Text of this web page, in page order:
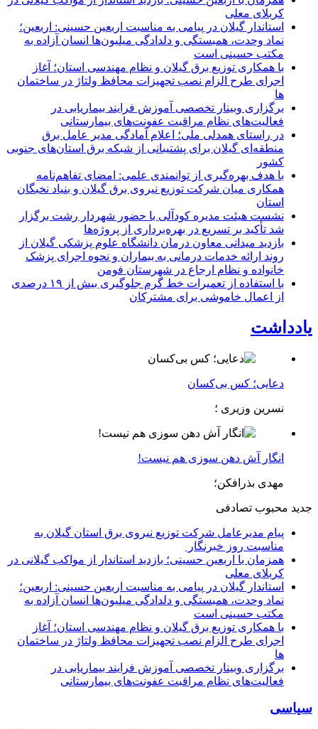
کربلای معلی
استاندار گیلان در پیامی به مناسبت اربعین حسینی: اربعین؛
نماد وحدت، همبستگی و دلدادگی میلیون‌ها انسان آزاده به
مکتب حسینی است
با همکاری توزیع برق گیلان و نظام مهندسی استان؛ آغاز
اجرای طرح الزام نصب تجهیزات محافظ ولتاژ در ساختمان
ها
برگزاری وبینار تخصصی آموزش فرایند بیماریابی در
فعالیت‌های نظام مراقبت عفونت‌های بیمارستانی
در راستای همدلی ملی؛ اعلام آمادگی مدیر عامل برق
منطقه‌ای گیلان برای پشتیبانی از شبكه برق استان‌های جنوبی
كشور
با هدف بهره‌گیری از توانمندی علمی: امضای تفاهم‌نامه
همكاری میان شركت توزیع نیروی برق گیلان و بنیاد نخبگان
استان
نشست هیئت مدیره کودآلی با حضور شهردار رشت برگزار
شد تأکید بر تسریع در بهره‌برداری از پروژه‌ها
بازدید میدانی معاون درمان دانشگاه علوم پزشکی گیلان از
روند ارائه خدمات درمانی به بیماران و نحوه اجرای پزشک
خانواده و نظام ارجاع در شهرستان فومن
با استفاده از تعمیرات خط گرم جلوگیری بیش از ۱۹ درصدی
از اعمال خاموشی برای مشتركان
یادداشت
دعایی؛ کس بی‌کسان
نسرین وزیری ؛
انگار آش دهن سوزی هم نیست!
مهدی بذرافکن؛
جدید محبوب تصادفی
پیام مدیرعامل شركت توزیع نیروی برق استان گیلان به
مناسبت روز خبرنگار ‌
همزمان با اربعین حسینی؛ بازدید استاندار از مواکب گیلانی در
کربلای معلی
استاندار گیلان در پیامی به مناسبت اربعین حسینی: اربعین؛
نماد وحدت، همبستگی و دلدادگی میلیون‌ها انسان آزاده به
مکتب حسینی است
با همکاری توزیع برق گیلان و نظام مهندسی استان؛ آغاز
اجرای طرح الزام نصب تجهیزات محافظ ولتاژ در ساختمان
ها
برگزاری وبینار تخصصی آموزش فرایند بیماریابی در
فعالیت‌های نظام مراقبت عفونت‌های بیمارستانی
سیاسی